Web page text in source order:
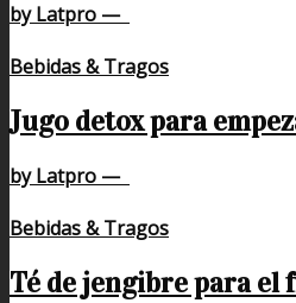
by Latpro —
Bebidas & Tragos
Jugo detox para
by Latpro —
Bebidas & Tragos
Té de jengibre para el